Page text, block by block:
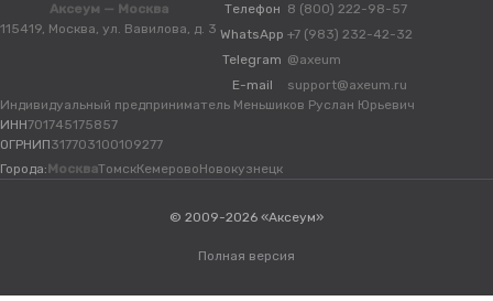
Аксеум — Москва
115419, Москва, ул. Вавилова, д. 3
Телефон 8 (800) 222-98-57
WhatsApp +7 (983) 232-42-32
Telegram @axeum
E-mail
support@axeum.ru
Индивидуальный предприниматель Меньшиков Руслан Юрьевич
ИНН701745175857
ОГРНИП317703100109277
Города: МоскваТомскКемеровоНовокузнецк
© 2009-2026 «Аксеум»
Полная версия